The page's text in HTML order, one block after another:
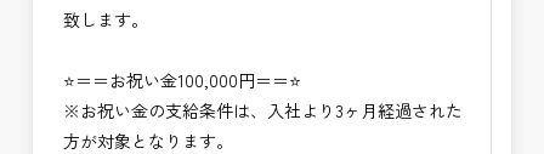
致します。
⭐＝＝お祝い金100,000円＝＝⭐
※お祝い金の支給条件は、入社より3ヶ月経過された
方が対象となります。